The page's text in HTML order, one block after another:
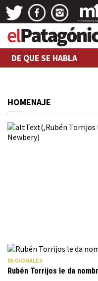
DE QUE SE HABLA
HOMENAJE
REGIONALES
Rubén Torrijos le da